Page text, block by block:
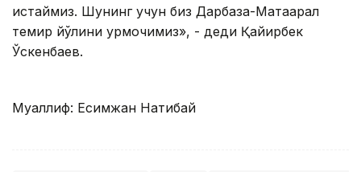
истаймиз. Шунинг учун биз Дарбаза-Мақтаарал
темир йўлини қурмоқчимиз», - деди Қайирбек
Ўскенбаев.
Муаллиф: Есимжан Нақтибай